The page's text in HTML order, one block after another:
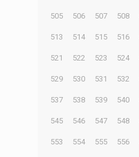
505 506 507 508
513 514 515 516
521 522 523 524
529 530 531 532
537 538 539 540
545 546 547 548
553 554 555 556